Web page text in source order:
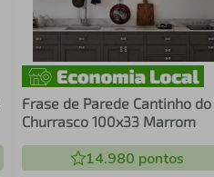
Frase de Parede Cantinho do
Churrasco 100x33 Marrom
14.980 pontos